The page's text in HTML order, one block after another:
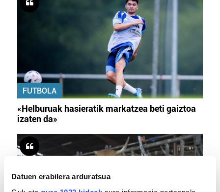
Datuen erabilera arduratsua
FUTBOLA
«Helburuak hasieratik markatzea beti gaiztoa
izaten da»